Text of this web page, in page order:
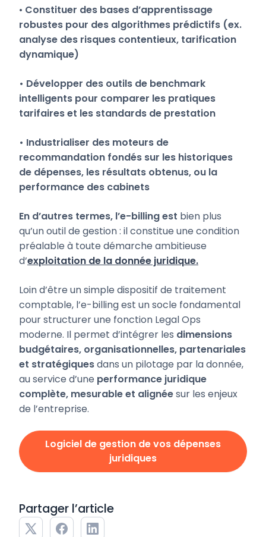
Partager l’article
• Constituer des bases d’apprentissage
robustes pour des algorithmes prédictifs (ex.
analyse des risques contentieux, tarification
dynamique)
• Développer des outils de benchmark
intelligents pour comparer les pratiques
tarifaires et les standards de prestation
• Industrialiser des moteurs de
recommandation fondés sur les historiques
de dépenses, les résultats obtenus, ou la
performance des cabinets
En d’autres termes, l’e-billing est bien plus
qu’un outil de gestion : il constitue une condition
préalable à toute démarche ambitieuse
d’exploitation de la donnée juridique.
Loin d’être un simple dispositif de traitement
comptable, l’e-billing est un socle fondamental
pour structurer une fonction Legal Ops
moderne. Il permet d’intégrer les dimensions
budgétaires, organisationnelles, partenariales
et stratégiquesdans un pilotage par la donnée,
au service d’une performance juridique
complète, mesurable et alignéesur les enjeux
de l’entreprise.
Logiciel de gestion de vos dépenses
juridiques